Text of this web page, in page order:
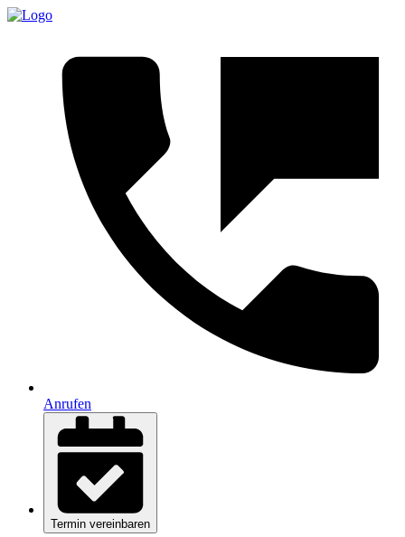
Anrufen
Termin vereinbaren